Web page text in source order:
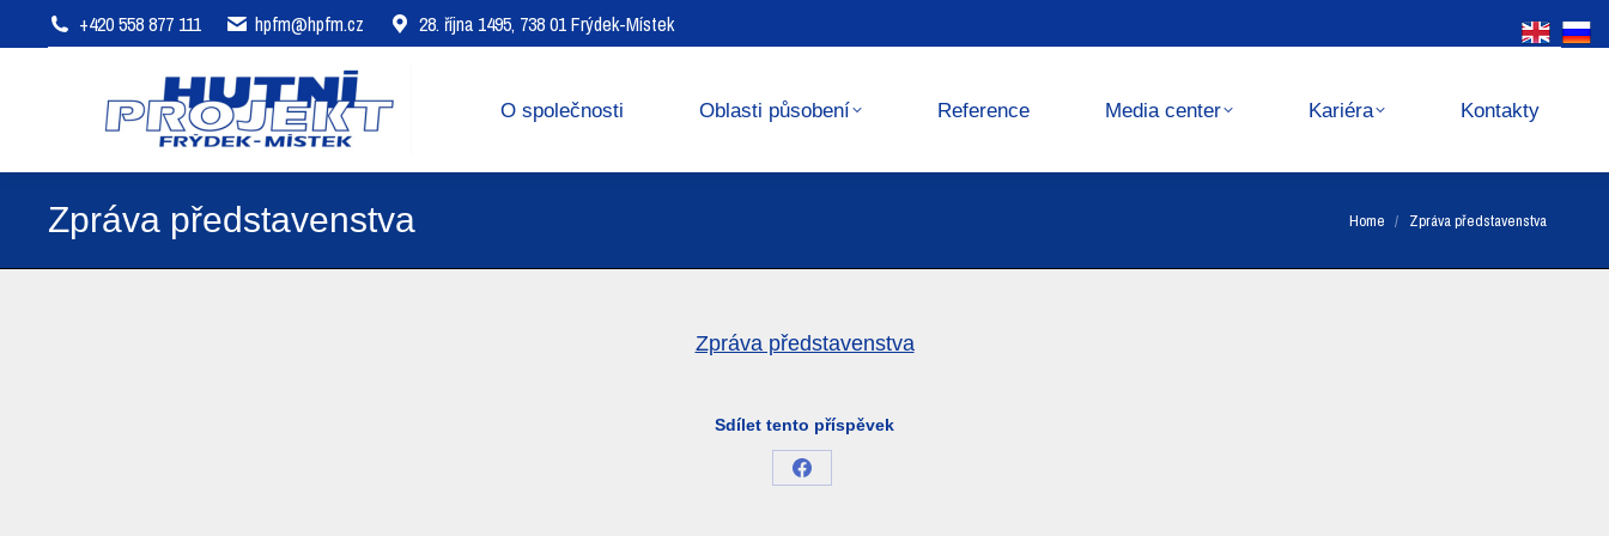
+420 558 877 111 hpfm@hpfm.cz 28. října 1495, 738 01 Frýdek-Místek
O společnosti Oblasti působení Reference Media center Kariéra Kontakty
Zpráva představenstva You are here:
Home Zpráva představenstva
Zpráva představenstva
Sdílet tento příspěvek
Share
O společnosti Oblasti působení